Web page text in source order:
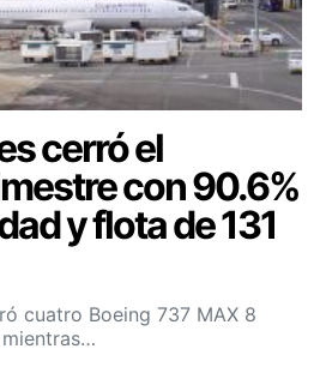
cerró el
con 90.6%
y flota de 131
cuatro Boeing 737 MAX 8